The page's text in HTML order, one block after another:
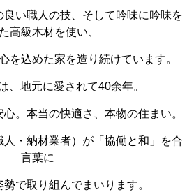
い職人の技、そして吟味に吟味を
高級木材を使い、
を込めた家を造り続けています。
、地元に愛されて40余年。
。本当の快適さ、本物の住まい。
・納材業者）が「協働と和」を合
言葉に
で取り組んでまいります。